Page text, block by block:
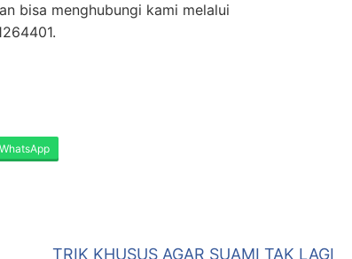
bisa menghubungi kami melalui
WhatsApp
TRIK KHUSUS AGAR SUAMI TAK LAGI